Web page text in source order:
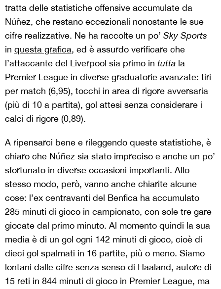
tratta delle statistiche offensive accumulate da
Núñez, che restano eccezionali nonostante le sue
cifre realizzative. Ne ha raccolte un po’ Sky Sports
in questa grafica, ed è assurdo verificare che
l’attaccante del Liverpool sia primo in tutta la
Premier League in diverse graduatorie avanzate: tiri
per match (6,95), tocchi in area di rigore avversaria
(più di 10 a partita), gol attesi senza considerare i
calci di rigore (0,89).
A ripensarci bene e rileggendo queste statistiche, è
chiaro che Núñez sia stato impreciso e anche un po’
sfortunato in diverse occasioni importanti. Allo
stesso modo, però, vanno anche chiarite alcune
cose: l’ex centravanti del Benfica ha accumulato
285 minuti di gioco in campionato, con sole tre gare
giocate dal primo minuto. Al momento quindi la sua
media è di un gol ogni 142 minuti di gioco, cioè di
dieci gol spalmati in 16 partite, più o meno. Siamo
lontani dalle cifre senza senso di Haaland, autore di
15 reti in 844 minuti di gioco in Premier League, ma